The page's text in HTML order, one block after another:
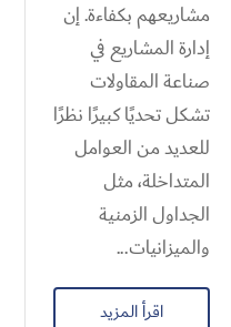
مشاريعهم بكفاءة. إن
إدارة المشاريع في
صناعة المقاولات
تشكل تحديًا كبيرًا نظرًا
للعديد من العوامل
المتداخلة، مثل
الجداول الزمنية
والميزانيات...
اقرأ المزيد